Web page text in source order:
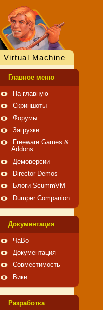
Machine
Главное меню
На главную
Скриншоты
Форумы
Загрузки
Freeware Games &
Addons
Демоверсии
Director Demos
Блоги ScummVM
Dumper Companion
Документация
ЧаВо
Документация
Совместимость
Вики
Pазработка